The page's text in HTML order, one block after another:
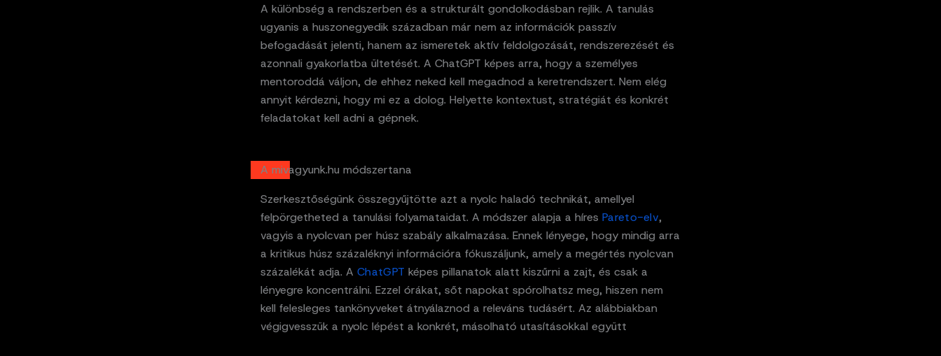
A különbség a rendszerben és a strukturált gondolkodásban rejlik. A tanulás
ugyanis a huszonegyedik században már nem az információk passzív
befogadását jelenti, hanem az ismeretek aktív feldolgozását, rendszerezését és
azonnali gyakorlatba ültetését. A ChatGPT képes arra, hogy a személyes
mentoroddá váljon, de ehhez neked kell megadnod a keretrendszert. Nem elég
annyit kérdezni, hogy mi ez a dolog. Helyette kontextust, stratégiát és konkrét
feladatokat kell adni a gépnek.
A mivagyunk.hu módszertana
Szerkesztőségünk összegyűjtötte azt a nyolc haladó technikát, amellyel
felpörgetheted a tanulási folyamataidat. A módszer alapja a híres Pareto-elv,
vagyis a nyolcvan per húsz szabály alkalmazása. Ennek lényege, hogy mindig arra
a kritikus húsz százaléknyi információra fókuszáljunk, amely a megértés nyolcvan
százalékát adja. A ChatGPT képes pillanatok alatt kiszűrni a zajt, és csak a
lényegre koncentrálni. Ezzel órákat, sőt napokat spórolhatsz meg, hiszen nem
kell felesleges tankönyveket átnyálaznod a releváns tudásért. Az alábbiakban
végigvesszük a nyolc lépést a konkrét, másolható utasításokkal együtt